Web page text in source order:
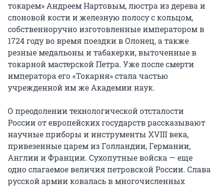
токарем» Андреем Нартовым, люстра из дерева и
слоновой кости и железную полосу с кольцом,
собственноручно изготовленные императором в
1724 году во время поездки в Олонец, а также
резные медальоны и табакерки, выточенные в
токарной мастерской Петра. Уже после смерти
императора его «Токарня» стала частью
учрежденной им же Академии наук.
О преодолении технологической отсталости
России от европейских государств рассказывают
научные приборы и инструменты XVIII века,
привезенные царем из Голландии, Германии,
Англии и Франции. Сухопутные войска — еще
одно слагаемое величия петровской России. Слава
русской армии ковалась в многочисленных